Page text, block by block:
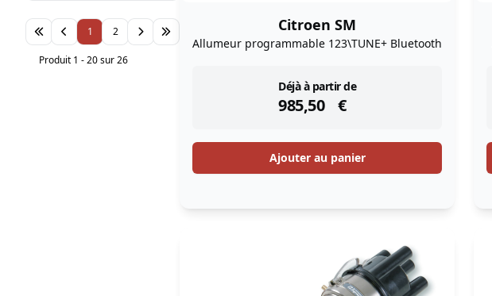
Tri
1 2
Produit 1 - 20 sur 26
Citroen SM
Allumeur programmable 123\TUNE+ Bluetooth
Déjà à partir de
985,50 €
instock
Ajouter au panier